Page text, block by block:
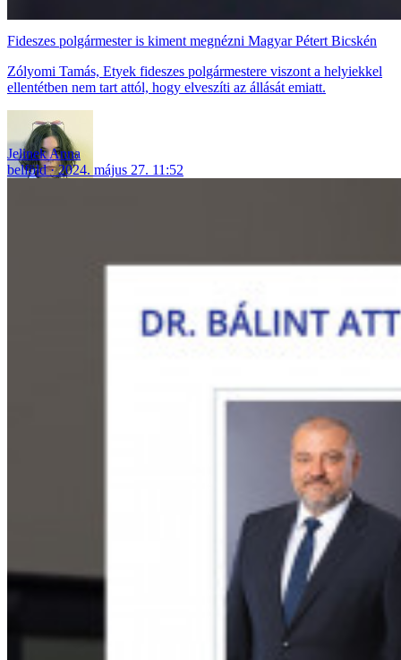
Fideszes polgármester is kiment megnézni Magyar Pétert Bicskén
Zólyomi Tamás, Etyek fideszes polgármestere viszont a helyiekkel
ellentétben nem tart attól, hogy elveszíti az állását emiatt.
Jelinek Anna
belföld
2024. május 27. 11:52